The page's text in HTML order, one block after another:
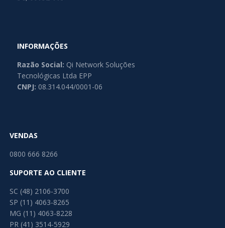
INFORMAÇÕES
Razão Social: Qi Network Soluções
Tecnológicas Ltda EPP
CNPJ: 08.314.044/0001-06
VENDAS
0800 666 8266
SUPORTE AO CLIENTE
SC (48) 2106-3700
SP (11) 4063-8265
MG (11) 4063-8228
PR (41) 3514-5929